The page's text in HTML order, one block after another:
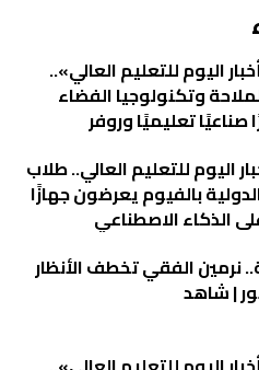
اليوم للتعليم العالي»..
وتكنولوجيا الفضاء
تعليميًا وروفر
اليوم للتعليم العالي.. طلاب
بالفيوم يعرضون جهازًا
الذكاء الاصطناعي
نرمين الفقي تخطف الأنظار
| شاهد